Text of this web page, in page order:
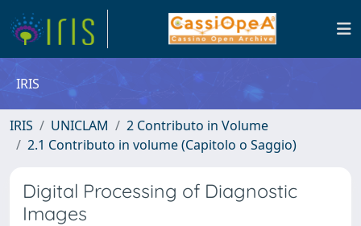
IRIS
IRIS UNICLAM
2 Contributo in Volume
2.1 Contributo in volume (Capitolo o Saggio)
Digital Processing of Diagnostic
Images